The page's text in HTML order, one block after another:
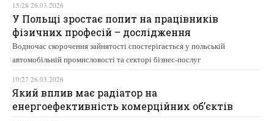
15:28 26.03.2026
У Польщі зростає попит на працівників
фізичних професій – дослідження
Водночас скорочення зайнятості спостерігається у польській
автомобільній промисловості та секторі бізнес-послуг
10:27 26.03.2026
Який вплив має радіатор на
енергоефективність комерційних об’єктів